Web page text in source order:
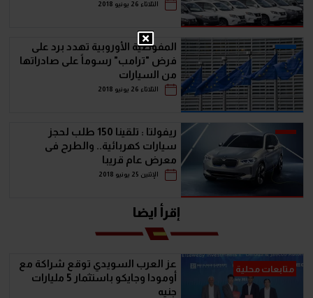
الثلاثاء 26 يونيو 2018
المفوضية الأوروبية تهدد برد على
فرض "ترامب" رسوماً على صادراتها
من السيارات
الثلاثاء 26 يونيو 2018
ريفولتا : تلقينا 150 طلب لحجز
سيارات كهربائية.. والطرح فى
معرض عام قريبا
الإثنين 25 يونيو 2018
إقرأ ايضا
متابعات محلية
عز العرب السويدي توقع شراكة مع
أومودا وجايكو باستثمار 5 مليارات
جنيه